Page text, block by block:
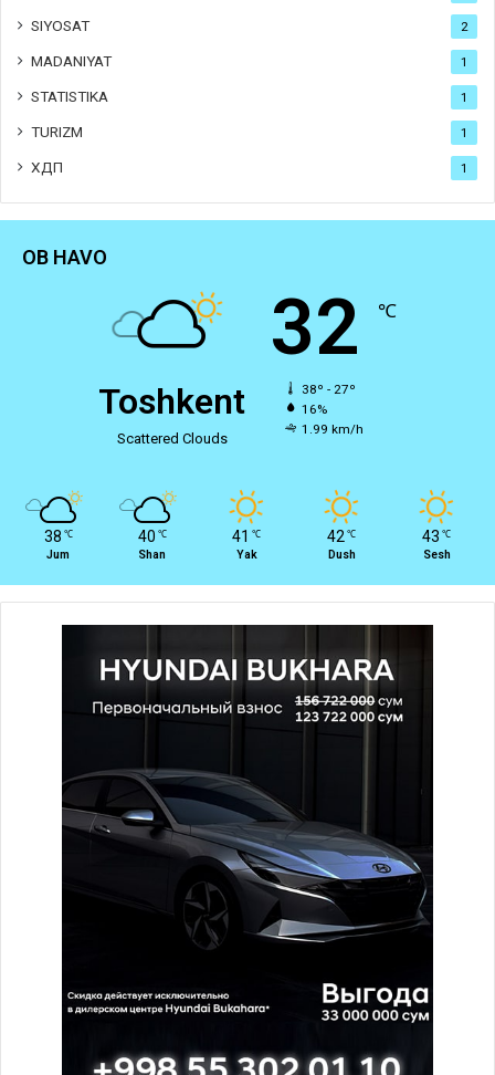
SIYOSAT 2
MADANIYAT 1
STATISTIKA 1
TURIZM 1
ХДП 1
OB HAVO
Toshkent
Scattered Clouds
32 ℃
38º - 27º
16%
1.99 km/h
38 ℃
Jum
40 ℃
Shan
41 ℃
Yak
42 ℃
Dush
43 ℃
Sesh